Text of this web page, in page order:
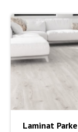
Laminat Parke